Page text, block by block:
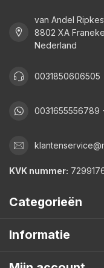
van Andel
8802 XA
Nederland
0031850606505
0031655556789
KVK nummer:
Categorieën
Informatie